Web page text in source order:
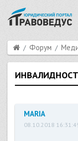
Форум
MARIA
08.10.2018